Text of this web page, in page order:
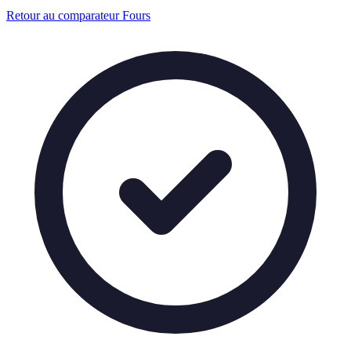
Retour au comparateur Fours